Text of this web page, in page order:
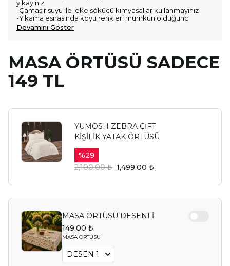
yıkayınız
-Çamaşır suyu ile leke sökücü kimyasallar kullanmayınız
-Yıkama esnasında koyu renkleri mümkün olduğunc
Devamını Göster
MASA ÖRTÜSÜ SADECE
149 TL
YUMOSH ZEBRA ÇİFT
KİŞİLİK YATAK ÖRTÜSÜ
%29
2,100.00 ₺ 1,499.00 ₺
MASA ÖRTÜSÜ DESENLİ
149.00 ₺
MASA ÖRTÜSÜ